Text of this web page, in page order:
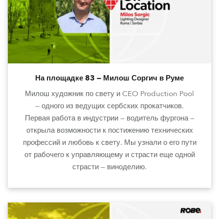
На площадке 83 — Милош Соргич в Руме
Милош художник по свету и CEO Production Pool
— одного из ведущих сербских прокатчиков.
Первая работа в индустрии — водитель фургона —
открыла возможности к постижению технических
профессий и любовь к свету. Мы узнали о его пути
от рабочего к управляющему и страсти еще одной
страсти — виноделию.